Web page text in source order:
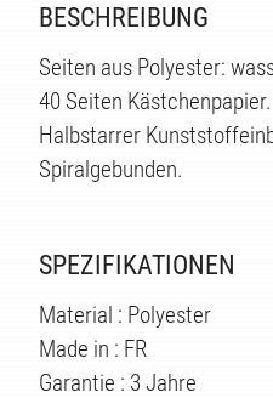
BESCHREIBUNG
Seiten aus Polyester:
40 Seiten Kästchenpapier.
Halbstarrer
Spiralgebunden.
SPEZIFIKATIONEN
Material : Polyester
Made in : FR
Garantie : 3 Jahre